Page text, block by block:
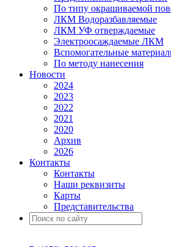
По типу окрашиваемой
ЛКМ Водоразбавляемые
ЛКМ УФ отверждаемые
Электроосаждаемые ЛКМ
Вспомогательные
По методу нанесения
Новости
2024
2023
2022
2021
2020
Архив
2026
Контакты
Контакты
Наши реквизиты
Карты
Представительства